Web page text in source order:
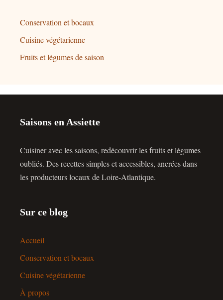
Conservation et bocaux
Cuisine végétarienne
Fruits et légumes de saison
Saisons en Assiette
Cuisiner avec les saisons, redécouvrir les fruits et légumes
oubliés. Des recettes simples et accessibles, ancrées dans
les producteurs locaux de Loire-Atlantique.
Sur ce blog
Accueil
Conservation et bocaux
Cuisine végétarienne
À propos